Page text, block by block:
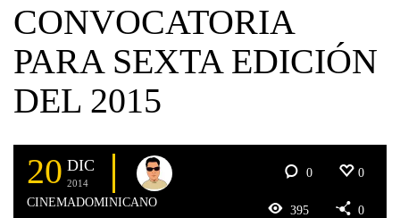
CONVOCATORIA
PARA SEXTA EDICIÓN
DEL 2015
20 DIC
2014
CINEMADOMINICANO
0 0
395 0